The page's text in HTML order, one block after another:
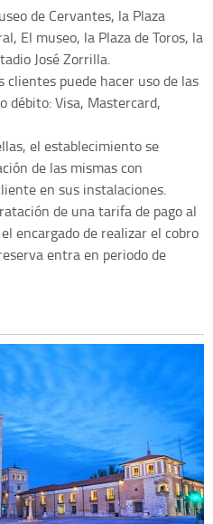
de Cervantes, la Plaza
El museo, la Plaza de Toros, la
José Zorrilla.
clientes puede hacer uso de las
débito: Visa, Mastercard,
el establecimiento se
de las mismas con
en sus instalaciones.
de una tarifa de pago al
encargado de realizar el cobro
entra en periodo de